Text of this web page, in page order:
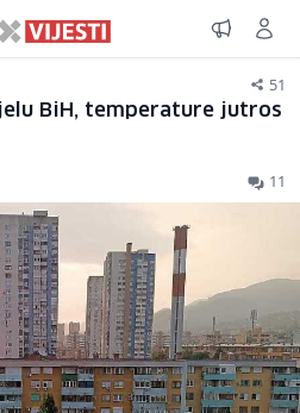
51
BiH, temperature jutros
11